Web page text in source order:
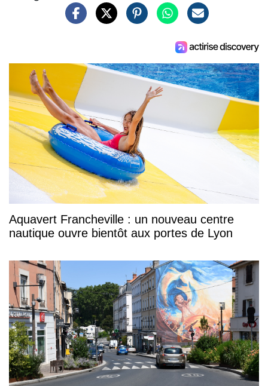
Aquavert Francheville : un nouveau centre
nautique ouvre bientôt aux portes de Lyon